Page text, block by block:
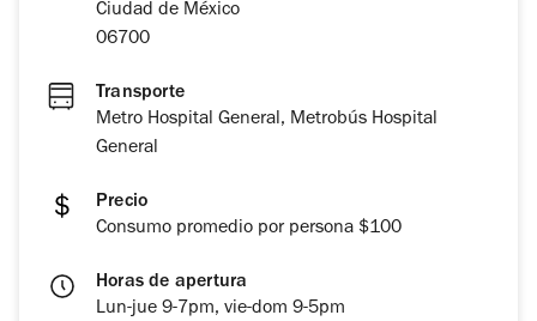
Ciudad de México
06700
Transporte
Metro Hospital General, Metrobús Hospital
General
Precio
Consumo promedio por persona $100
Horas de apertura
Lun-jue 9-7pm, vie-dom 9-5pm